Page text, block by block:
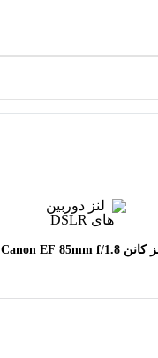
لنز کانن Canon EF 85mm f/1.8